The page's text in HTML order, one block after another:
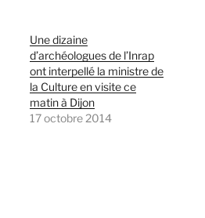
Une dizaine
d’archéologues de l’Inrap
ont interpellé la ministre de
la Culture en visite ce
matin à Dijon
17 octobre 2014